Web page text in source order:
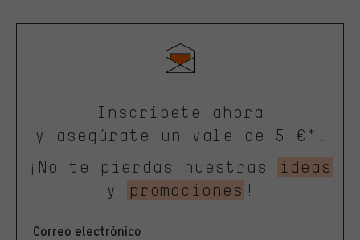
Inscríbete ahora
y asegúrate un vale de 5 €*.
¡No te pierdas nuestras
ideas
y
promociones !
Correo electrónico